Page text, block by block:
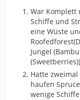
War Komplett
Schiffe und
eine Wüste
Jungel
Hatte
haufen
wenige